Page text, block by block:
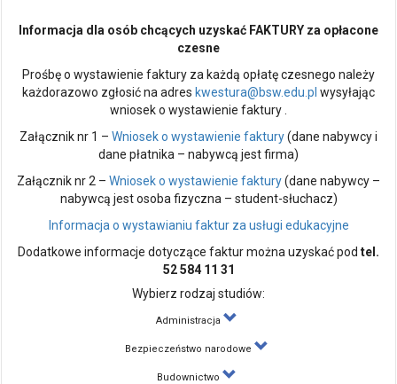
Informacja dla osób chcących uzyskać FAKTURY za opłacone
czesne
Prośbę o wystawienie faktury za każdą opłatę czesnego należy
każdorazowo zgłosić na adres kwestura@bsw.edu.pl wysyłając
wniosek o wystawienie faktury .
Załącznik nr 1 – Wniosek o wystawienie faktury(dane nabywcy i
dane płatnika – nabywcą jest firma)
Załącznik nr 2 – Wniosek o wystawienie faktury(dane nabywcy –
nabywcą jest osoba fizyczna – student-słuchacz)
Informacja o wystawianiu faktur za usługi edukacyjne
Dodatkowe informacje dotyczące faktur można uzyskać pod tel.
52 584 11 31
Wybierz rodzaj studiów:
Administracja
Bezpieczeństwo narodowe
Budownictwo